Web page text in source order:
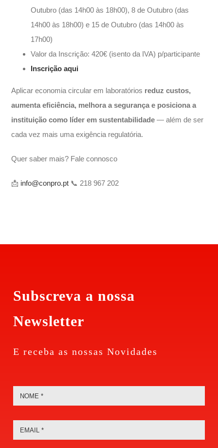
Outubro (das 14h00 às 18h00), 8 de Outubro (das
14h00 às 18h00) e 15 de Outubro (das 14h00 às
17h00)
Valor da Inscrição: 420€ (isento da IVA) p/participante
Inscrição aqui
Aplicar economia circular em laboratórios reduz custos,
aumenta eficiência, melhora a segurança e posiciona a
instituição como líder em sustentabilidade — além de ser
cada vez mais uma exigência regulatória.
Quer saber mais? Fale connosco
📩 info@conpro.pt 📞 218 967 202
Subscreva a nossa
Newsletter
E receba as nossas Novidades